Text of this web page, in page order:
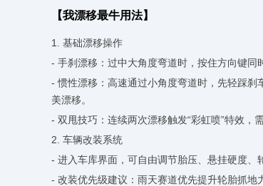
【我漂移最牛用法】
1. 基础漂移操作
- 手刹漂移：过中大角度弯道时，按住方向键同
- 惯性漂移：高速通过小角度弯道时，先轻踩
美漂移。
- 双甩技巧：连续两次漂移触发“彩虹喷”特效，
2. 车辆改装系统
- 进入车库界面，可自由调节胎压、悬挂硬度、
- 改装优先级建议：雨天赛道优先提升轮胎抓地